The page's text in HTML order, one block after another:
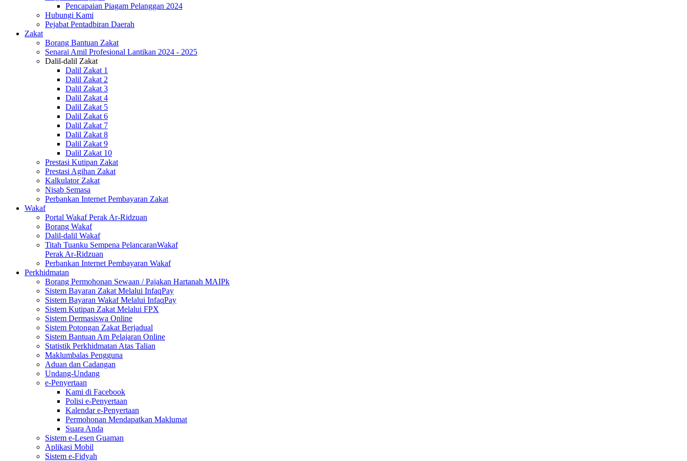
Pencapaian Piagam Pelanggan 2024
Hubungi Kami
Pejabat Pentadbiran Daerah
Zakat
Borang Bantuan Zakat
Senarai Amil Profesional Lantikan 2024 - 2025
Dalil-dalil Zakat
Dalil Zakat 1
Dalil Zakat 2
Dalil Zakat 3
Dalil Zakat 4
Dalil Zakat 5
Dalil Zakat 6
Dalil Zakat 7
Dalil Zakat 8
Dalil Zakat 9
Dalil Zakat 10
Prestasi Kutipan Zakat
Prestasi Agihan Zakat
Kalkulator Zakat
Nisab Semasa
Perbankan Internet Pembayaran Zakat
Wakaf
Portal Wakaf Perak Ar-Ridzuan
Borang Wakaf
Dalil-dalil Wakaf
Titah Tuanku Sempena PelancaranWakaf
Perak Ar-Ridzuan
Perbankan Internet Pembayaran Wakaf
Perkhidmatan
Borang Permohonan Sewaan / Pajakan Hartanah MAIPk
Sistem Bayaran Zakat Melalui InfaqPay
Sistem Bayaran Wakaf Melalui InfaqPay
Sistem Kutipan Zakat Melalui FPX
Sistem Dermasiswa Online
Sistem Potongan Zakat Berjadual
Sistem Bantuan Am Pelajaran Online
Statistik Perkhidmatan Atas Talian
Maklumbalas Pengguna
Aduan dan Cadangan
Undang-Undang
e-Penyertaan
Kami di Facebook
Polisi e-Penyertaan
Kalendar e-Penyertaan
Permohonan Mendapatkan Maklumat
Suara Anda
Sistem e-Lesen Guaman
Aplikasi Mobil
Sistem e-Fidyah